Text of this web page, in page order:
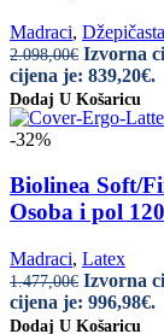
Madraci,
2.098,00€ Izvorna
cijena je: 839,20€.
Dodaj U Košaricu
-32%
Biolinea Soft/
Osoba i pol
Madraci, Latex
1.477,00€ Izvorna
cijena je: 996,98€.
Dodaj U Košaricu